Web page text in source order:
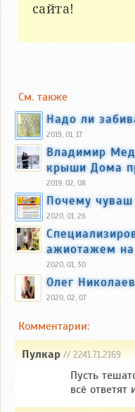
сайта!
См. также
Надо ли
2019, 01, 17
Владимир
крыши Дома
2019, 02, 08
Почему чуваш
2020, 01, 26
ажиотажем
2020, 01, 30
Олег
2020, 02, 07
Комментарии:
Пулкар// 2241.71.2169
Пусть
всё ответят